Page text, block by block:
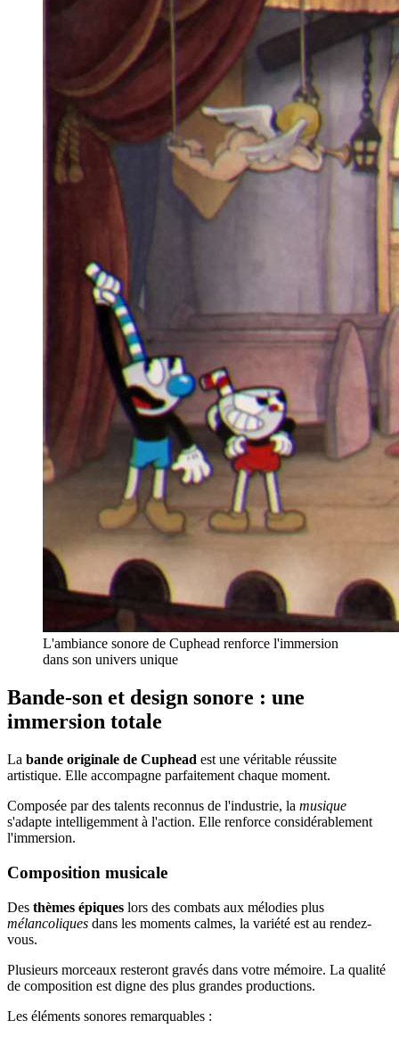
L'ambiance sonore de Cuphead renforce l'immersion
dans son univers unique
Bande-son et design sonore : une
immersion totale
La bande originale de Cuphead est une véritable réussite
artistique. Elle accompagne parfaitement chaque moment.
Composée par des talents reconnus de l'industrie, la musique
s'adapte intelligemment à l'action. Elle renforce considérablement
l'immersion.
Composition musicale
Des thèmes épiques lors des combats aux mélodies plus
mélancoliques dans les moments calmes, la variété est au rendez-
vous.
Plusieurs morceaux resteront gravés dans votre mémoire. La qualité
de composition est digne des plus grandes productions.
Les éléments sonores remarquables :